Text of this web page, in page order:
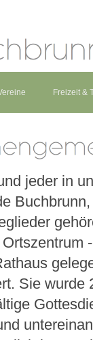
Freizeit &
jeder in
-
Sie wurde